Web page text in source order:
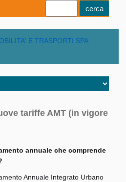
tariffe AMT (in vigore
annuale che comprende
Annuale Integrato Urbano